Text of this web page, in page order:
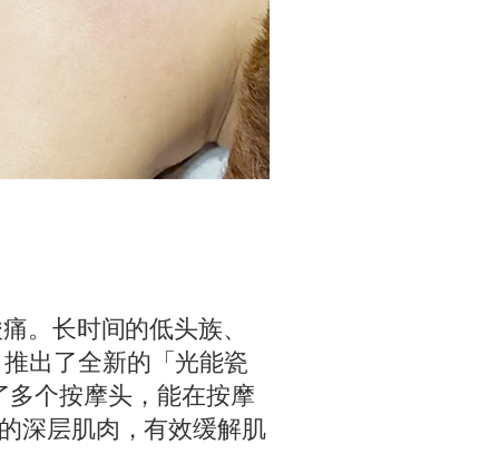
。长时间的低头族、
出了全新的「光能瓷
多个按摩头，能在按摩
深层肌肉，有效缓解肌